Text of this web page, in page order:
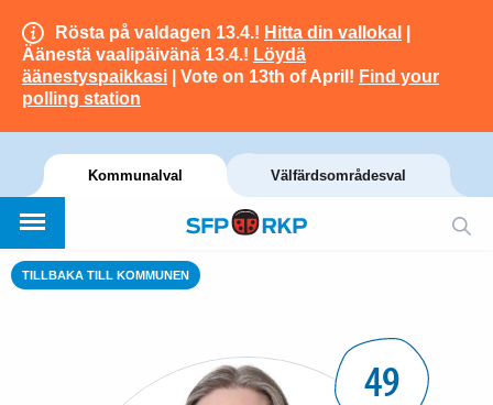
Rösta på valdagen 13.4.! Hitta din vallokal
Äänestä vaalipäivänä 13.4.! Löydä
äänestyspaikkasi | Vote on 13th of April! Find your
polling station
Kommunalval Välfärdsområdesval
TILLBAKA TILL KOMMUNEN
49